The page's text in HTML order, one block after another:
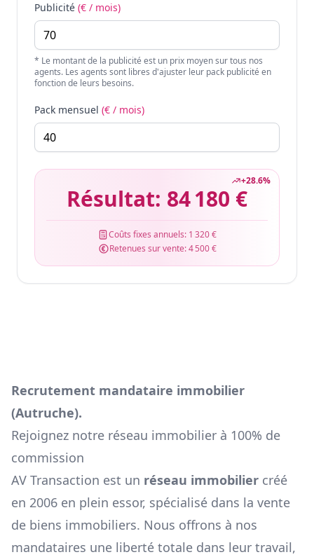
Publicité (€ / mois)
* Le montant de la publicité est un prix moyen sur tous nos
agents. Les agents sont libres d'ajuster leur pack publicité en
fonction de leurs besoins.
Pack mensuel (€ / mois)
+28.6%
Résultat: 84 180 €
Coûts fixes annuels: 1 320 €
Retenues sur vente:4 500 €
Recrutement mandataire immobilier
(Autruche).
Rejoignez notre réseau immobilier à 100% de
commission
AV Transaction est un réseau immobilier créé
en 2006 en plein essor, spécialisé dans la vente
de biens immobiliers. Nous offrons à nos
mandataires une liberté totale dans leur travail,